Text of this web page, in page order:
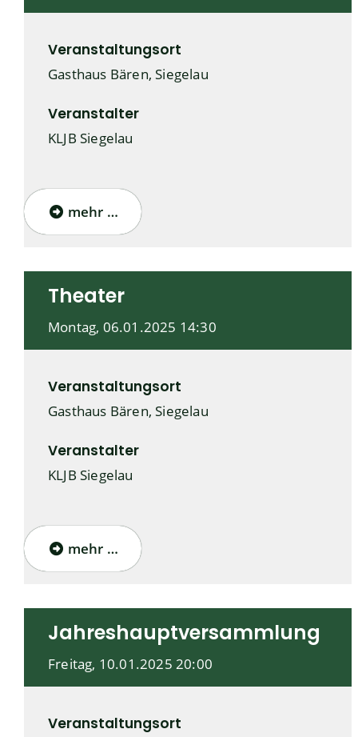
Veranstaltungsort
Gasthaus Bären, Siegelau
Veranstalter
KLJB Siegelau
mehr …
Theater
Montag, 06.01.2025 14:30
Veranstaltungsort
Gasthaus Bären, Siegelau
Veranstalter
KLJB Siegelau
mehr …
Jahreshauptversammlung
Freitag, 10.01.2025 20:00
Veranstaltungsort